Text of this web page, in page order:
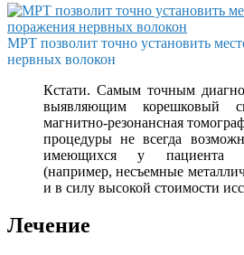
МРТ позволит точно установить
нервных волокон
Кстати. Самым точным
выявляющим корешковый
магнитно-резонансная
процедуры не всегда
имеющихся у пациента
(например, несъемные
и в силу высокой стоимости
Лечение